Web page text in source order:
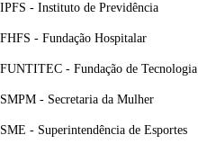
IPFS - Instituto de Previdência
FHFS - Fundação Hospitalar
FUNTITEC - Fundação de Tecnologia
SMPM - Secretaria da Mulher
SME - Superintendência de Esportes